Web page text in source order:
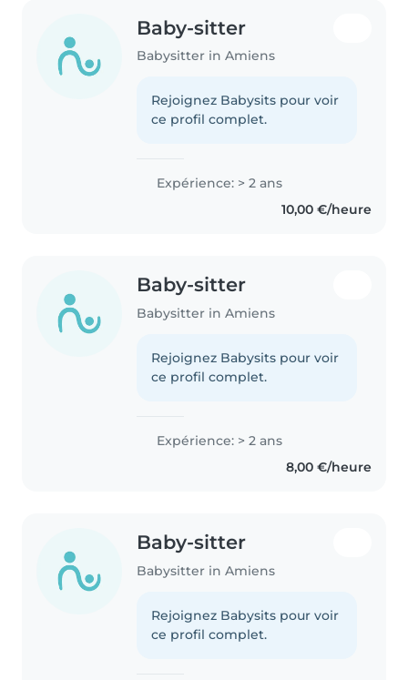
Baby-sitter
Babysitter in Amiens
Rejoignez Babysits pour voir
ce profil complet.
Expérience: > 2 ans
10,00 €/heure
Baby-sitter
Babysitter in Amiens
Rejoignez Babysits pour voir
ce profil complet.
Expérience: > 2 ans
8,00 €/heure
Baby-sitter
Babysitter in Amiens
Rejoignez Babysits pour voir
ce profil complet.